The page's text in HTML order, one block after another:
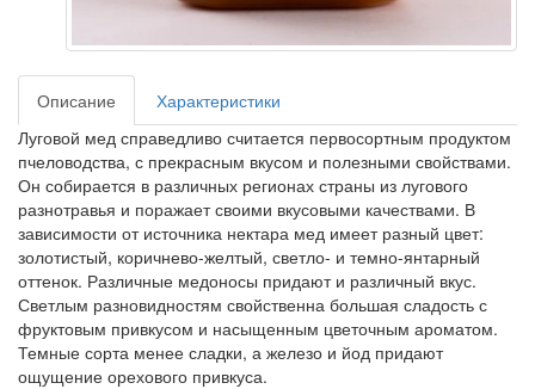
Описание
Характеристики
Луговой мед справедливо считается первосортным продуктом
пчеловодства, с прекрасным вкусом и полезными свойствами.
Он собирается в различных регионах страны из лугового
разнотравья и поражает своими вкусовыми качествами. В
зависимости от источника нектара мед имеет разный цвет:
золотистый, коричнево-желтый, светло- и темно-янтарный
оттенок. Различные медоносы придают и различный вкус.
Светлым разновидностям свойственна большая сладость с
фруктовым привкусом и насыщенным цветочным ароматом.
Темные сорта менее сладки, а железо и йод придают
ощущение орехового привкуса.